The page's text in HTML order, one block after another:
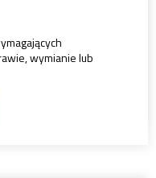
wymianie lub